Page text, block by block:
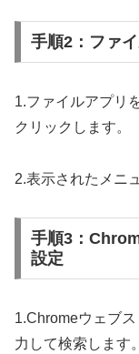
手順2：ファ
1.ファイルアプリ
クリックします。
2.表示されたメニ
手順3：
設定
1.Chromeウェブ
力して検索します。